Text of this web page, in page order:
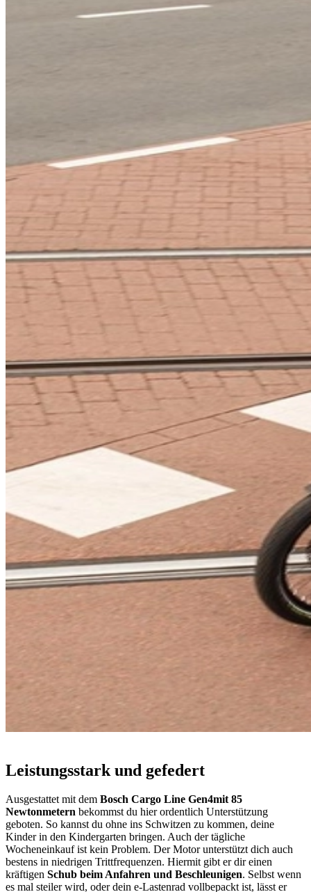
Leistungsstark und gefedert
Ausgestattet mit dem Bosch Cargo Line Gen4mit 85
Newtonmetern bekommst du hier ordentlich Unterstützung
geboten. So kannst du ohne ins Schwitzen zu kommen, deine
Kinder in den Kindergarten bringen. Auch der tägliche
Wocheneinkauf ist kein Problem. Der Motor unterstützt dich auch
bestens in niedrigen Trittfrequenzen. Hiermit gibt er dir einen
kräftigen Schub beim Anfahren und Beschleunigen. Selbst wenn
es mal steiler wird, oder dein e-Lastenrad vollbepackt ist, lässt er